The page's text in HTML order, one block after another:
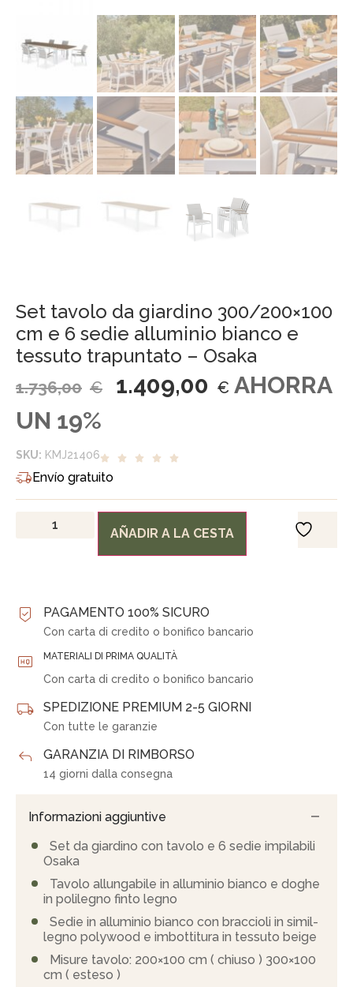
Set tavolo da giardino 300/200×100
cm e 6 sedie alluminio bianco e
tessuto trapuntato – Osaka
1.736,00 € 1.409,00 € AHORRA
UN 19%
SKU: KMJ21406
Envío gratuito
AÑADIR A LA CESTA
PAGAMENTO 100% SICURO
Con carta di credito o bonifico bancario
MATERIALI DI PRIMA QUALITÀ
Con carta di credito o bonifico bancario
SPEDIZIONE PREMIUM 2-5 GIORNI
Con tutte le garanzie
GARANZIA DI RIMBORSO
14 giorni dalla consegna
Informazioni aggiuntive
Set da giardino con tavolo e 6 sedie impilabili
Osaka
Tavolo allungabile in alluminio bianco e doghe
in polilegno finto legno
Sedie in alluminio bianco con braccioli in simil-
legno polywood e imbottitura in tessuto beige
Misure tavolo: 200×100 cm ( chiuso ) 300×100
cm ( esteso )